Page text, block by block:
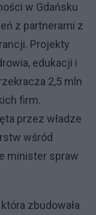
w Gdańsku
z partnerami z
Projekty
edukacji i
2,5 mln
firm.
przez władze
wśród
minister spraw
zbudowała